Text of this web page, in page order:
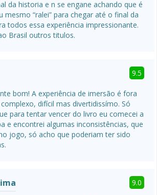
da historia e n se engane achando que é
mesmo “ralei” para chegar até o final da
todos essa experiência impressionante.
Brasil outros titulos.
9.5
bom! A experiência de imersão é fora
difícil mas divertidissímo. Só
para tentar vencer do livro eu comecei a
e encontrei algumas inconsistências, que
jogo, só acho que poderiam ter sido
9.0